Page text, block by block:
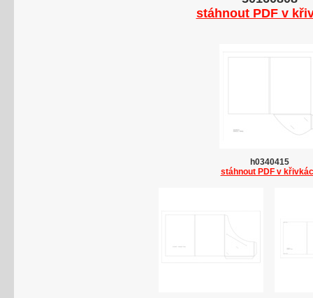
stáhnout PDF v
h0340415
stáhnout PDF v